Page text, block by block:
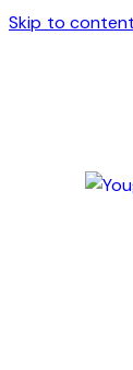
Skip to content